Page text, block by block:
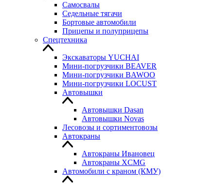
Самосвалы
Седельные тягачи
Бортовые автомобили
Прицепы и полуприцепы
Спецтехника
Экскаваторы YUCHAI
Мини-погрузчики BEAVER
Мини-погрузчики BAWOO
Мини-погрузчики LOCUST
Автовышки
Автовышки Dasan
Автовышки Novas
Лесовозы и сортиментовозы
Автокраны
Автокраны Ивановец
Автокраны XCMG
Автомобили с краном (КМУ)